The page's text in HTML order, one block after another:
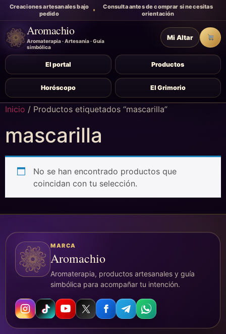
Creaciones artesanales bajo
pedido
Consulta antes de comprar si necesitas
orientación
Aromachio
Aromaterapia · Artesanía · Guía
simbólica
El portal Productos
Horóscopo El Grimorio
Mi Altar
Inicio / Productos etiquetados “mascarilla”
mascarilla
No se han encontrado productos que
coincidan con tu selección.
MARCA
Aromachio
Aromaterapia, productos artesanales y guía
simbólica para acompañar tu intención.